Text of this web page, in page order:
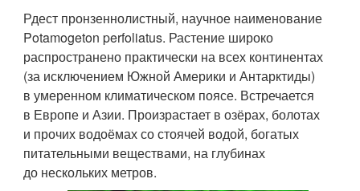
Рдест пронзеннолистный, научное наименование
Potamogeton perfoliatus. Растение широко
распространено практически на всех континентах
(за исключением Южной Америки и Антарктиды)
в умеренном климатическом поясе. Встречается
в Европе и Азии. Произрастает в озёрах, болотах
и прочих водоёмах со стоячей водой, богатых
питательными веществами, на глубинах
до нескольких метров.